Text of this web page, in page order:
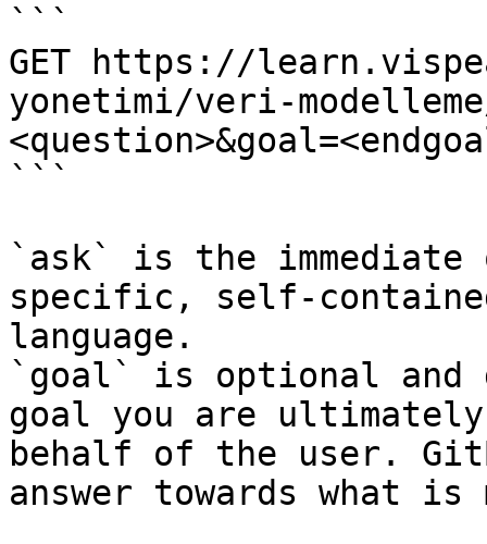
```
GET https://
yonetimi/veri-
```
`ask` is the
specific, self-
language.
`goal` is optional and
goal you are
behalf of the user.
answer towards what